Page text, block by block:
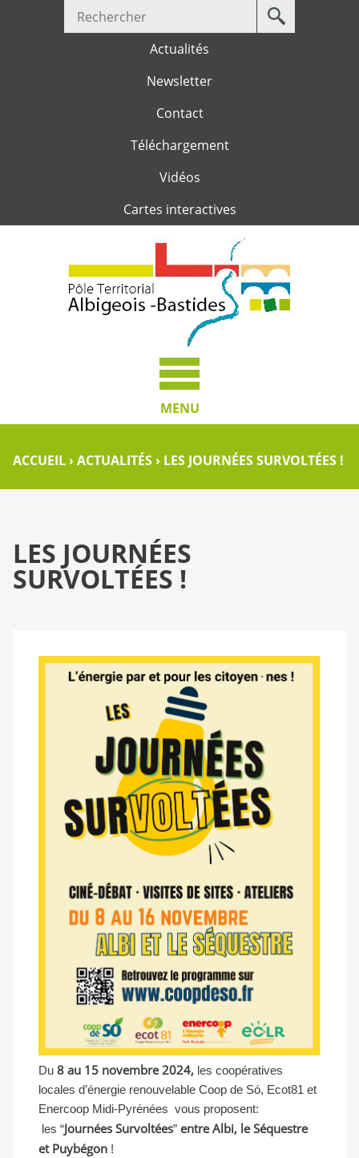
Jump to navigation
Votre
recherche
Actualités
Newsletter
Contact
Téléchargement
Vidéos
Cartes interactives
MENU
ACCUEIL ›ACTUALITÉS › LES JOURNÉES SURVOLTÉES !
LES JOURNÉES
SURVOLTÉES !
Du 8 au 15 novembre 2024, les coopératives
locales d’énergie renouvelable Coop de Só, Ecot81 et
Enercoop Midi-Pyrénées vous proposent:
les “Journées Survoltées” entre Albi, le Séquestre
et Puybégon !